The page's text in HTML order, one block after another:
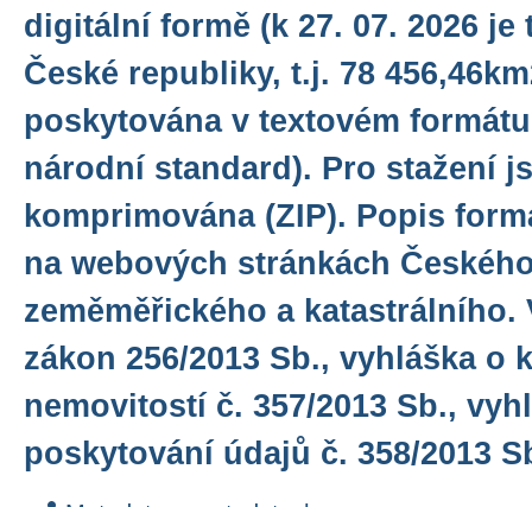
digitální formě (k 27. 07. 2026 je
České republiky, t.j. 78
poskytována v textovém
národní standard). Pro stažení
komprimována (ZIP). Popis
na webových stránkách
zeměměřického a katastrálního.
zákon 256/2013 Sb., vyhláška o
nemovitostí č. 357/2013 Sb.,
poskytování údajů č. 358/2013